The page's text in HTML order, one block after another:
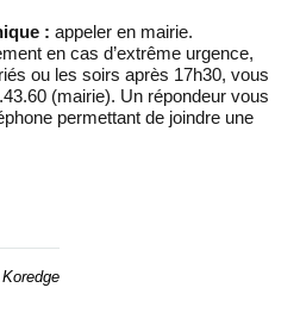
: appeler en mairie.
en cas d’extrême urgence,
ou les soirs après 17h30, vous
(mairie). Un répondeur vous
permettant de joindre une